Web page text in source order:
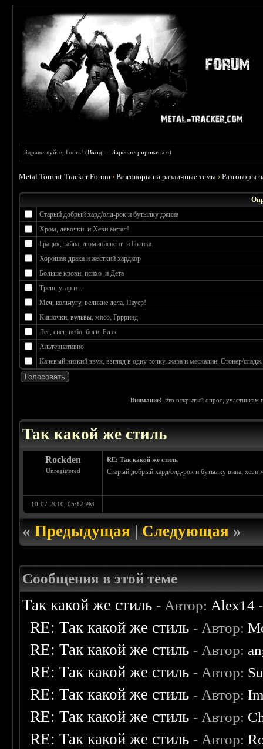
Здравствуйте, Гость! (Вход —Зарегистрироваться)
Metal Torrent Tracker Forum ›Разговоры на различные темы ›Разговоры
Старый добрый хард/олд-рок и бутылку джина
Хром, девочки и Хеви метал!
Грация, тайна, люминисцент и Готика..
Хорошая драка и жесткий хардкор
Больше крови, психо и Дета
Треш, угар и ...
Меч, кольчугу, великие дела, Пауер!
Кишочки, вульвы, мясо, Гррринд
Лес, снег, небо, боги, Блэк
Альтернативно
Качевый низкий звук, взгляд в одну точку, жара и мескалин. Стонер/
Внимание! Это открытый опрос, участникам
Так какой же стиль
Rockden
Unregistered
RE: Так какой же стиль
Старый добрый хард/олд-рок и бутылку вина, хеви
10-07-2010, 05:12 PM
«Предыдущая|Следующая»
Сообщения в этой теме
Так какой же стиль - Автор: Alex14
RE: Так какой же стиль - Автор:
RE: Так какой же стиль - Автор:
RE: Так какой же стиль - Автор:
RE: Так какой же стиль - Автор:
RE: Так какой же стиль - Автор:
RE: Так какой же стиль - Автор: